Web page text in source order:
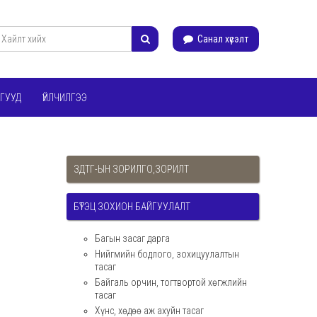
Санал хүсэлт
ҮЙЛЧИЛГЭЭ
ЗДТГ-ЫН ЗОРИЛГО,ЗОРИЛТ
БҮТЭЦ ЗОХИОН БАЙГУУЛАЛТ
Багын засаг дарга
Нийгмийн бодлого, зохицуулалтын
тасаг
Байгаль орчин, тогтвортой хөгжлийн
тасаг
Хүнс, хөдөө аж ахуйн тасаг